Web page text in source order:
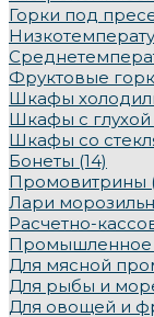
Горки под
Фруктовые
Шкафы
Шкафы с
Шкафы со
Бонеты (14)
Промовитрины
Лари
Расчетно-
Промышленное
Для мясной
Для рыбы и
Для овощей и